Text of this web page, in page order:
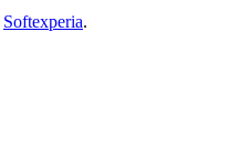
Softexperia.